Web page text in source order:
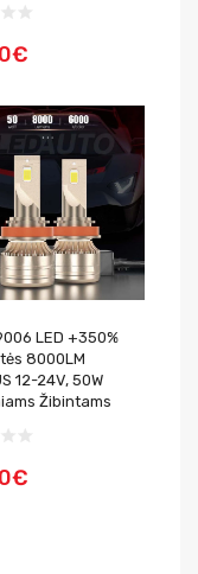
LED +350%
8000LM
12-24V, 50W
Žibintams